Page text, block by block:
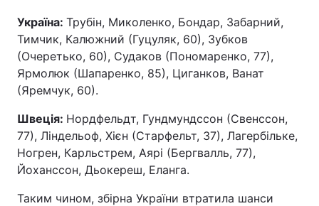
Україна: Трубін, Миколенко, Бондар, Забарний,
Тимчик, Калюжний (Гуцуляк, 60), Зубков
(Очеретько, 60), Судаков (Пономаренко, 77),
Ярмолюк (Шапаренко, 85), Циганков, Ванат
(Яремчук, 60).
Швеція: Нордфельдт, Гундмундссон (Свенссон,
77), Ліндельоф, Хієн (Старфельт, 37), Лагербільке,
Ногрен, Карльстрем, Аярі (Бергвалль, 77),
Йоханссон, Дьокереш, Еланга.
Таким чином, збірна України втратила шанси